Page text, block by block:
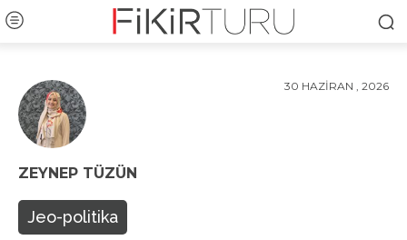
30 HAZIRAN , 2026
ZEYNEP TÜZÜN
Jeo-politika